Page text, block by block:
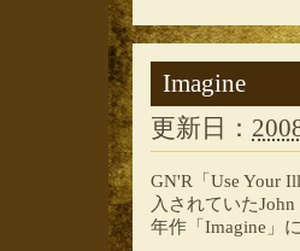
Imagine
更新日：
GN'R「Use Your
入されていた
年作「Imagine」